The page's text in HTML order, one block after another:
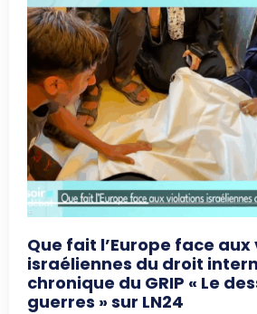
Que fait l’Europe face
israéliennes du droit
chronique du GRIP « Le
guerres » sur LN24